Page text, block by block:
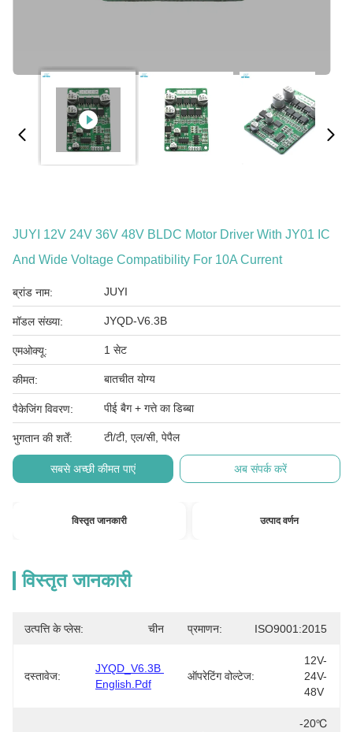
JUYI 12V 24V 36V 48V BLDC Motor Driver With JY01 IC
And Wide Voltage Compatibility For 10A Current
ब्रांड नाम: JUYI
मॉडल संख्या: JYQD-V6.3B
एमओक्यू: 1 सेट
कीमत: बातचीत योग्य
पैकेजिंग विवरण: पीई बैग + गत्ते का डिब्बा
भुगतान की शर्तें: टी/टी, एल/सी, पेपैल
सबसे अच्छी कीमत पाएं अब संपर्क करें
विस्तृत जानकारी उत्पाद वर्णन
विस्तृत जानकारी
उत्पत्ति के प्लेस: चीन प्रमाणन: ISO9001:2015
दस्तावेज:
JYQD_V6.3B
English.pdf
ऑपरेटिंग वोल्टेज:
12V-
24V-
48V
-20℃